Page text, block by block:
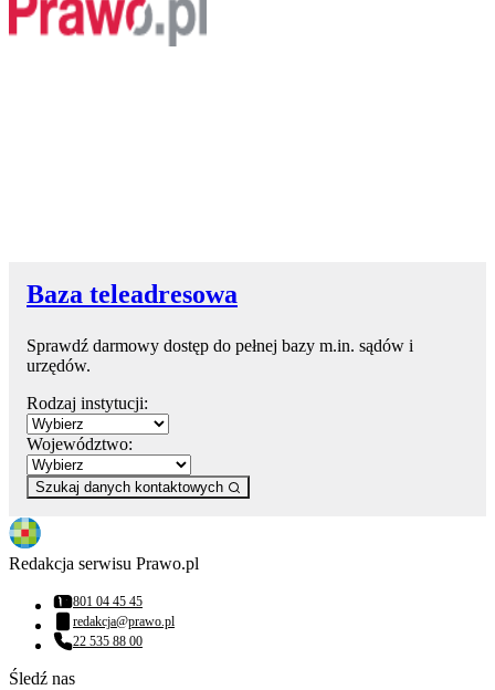
Baza teleadresowa
Sprawdź darmowy dostęp do pełnej bazy m.in. sądów i
urzędów.
Rodzaj instytucji:
Województwo:
Szukaj danych kontaktowych
Redakcja serwisu Prawo.pl
Numer telefonu:
801 04 45 45
Adres email:
redakcja@prawo.pl
Numer telefonu:
22 535 88 00
Śledź nas